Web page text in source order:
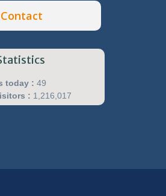
Contact
today : 49
: 1,216,017